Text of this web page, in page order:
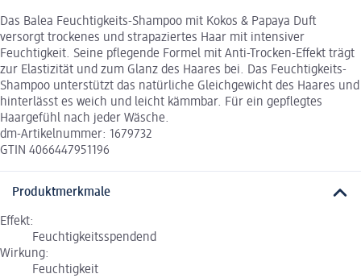
Das Balea Feuchtigkeits-Shampoo mit Kokos & Papaya Duft
versorgt trockenes und strapaziertes Haar mit intensiver
Feuchtigkeit. Seine pflegende Formel mit Anti-Trocken-Effekt trägt
zur Elastizität und zum Glanz des Haares bei. Das Feuchtigkeits-
Shampoo unterstützt das natürliche Gleichgewicht des Haares und
hinterlässt es weich und leicht kämmbar. Für ein gepflegtes
Haargefühl nach jeder Wäsche.
dm-Artikelnummer: 1679732
GTIN 4066447951196
Produktmerkmale
Effekt:
Feuchtigkeitsspendend
Wirkung:
Feuchtigkeit